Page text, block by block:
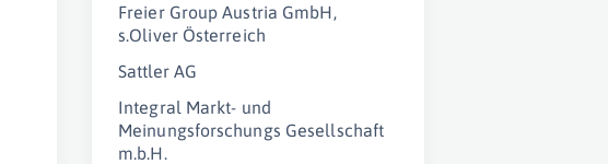
Freier Group Austria GmbH,
s.Oliver Österreich
Sattler AG
Integral Markt- und
Meinungsforschungs Gesellschaft
m.b.H.